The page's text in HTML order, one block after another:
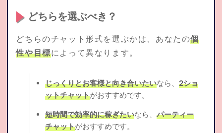
どちらを選ぶべき？
どちらのチャット形式を選ぶかは、あなたの個
性や目標によって異なります。
じっくりとお客様と向き合いたいなら、2ショ
ットチャットがおすすめです。
短時間で効率的に稼ぎたいなら、パーティー
チャットがおすすめです。